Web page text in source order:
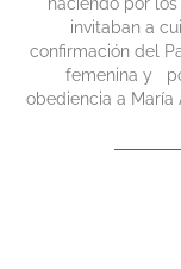
haciendo por
invitaban a
confirmación del
femenina y
obediencia a María